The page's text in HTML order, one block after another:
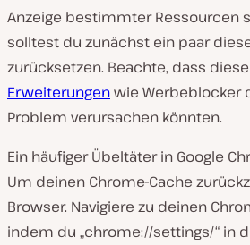
Anzeige bestimmter Ressourcen
solltest du zunächst ein paar
zurücksetzen. Beachte, dass
Erweiterungenwie Werbeblocker
Problem verursachen könnten.
Ein häufiger Übeltäter in Google
Um deinen Chrome-Cache
Browser. Navigiere zu deinen
indem du „chrome://settings/“ in